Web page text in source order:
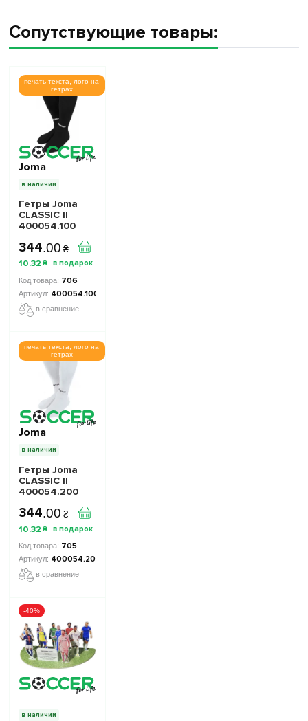
Сопутствующие товары:
печать текста, лого на
гетрах
Joma
в наличии
Гетры Joma
CLASSIC II
400054.100
344.00 ₴
10.32 ₴
706
400054.100
в сравнение
печать текста, лого на
гетрах
Joma
в наличии
Гетры Joma
CLASSIC II
400054.200
344.00 ₴
10.32 ₴
705
400054.200
в сравнение
-40%
в наличии